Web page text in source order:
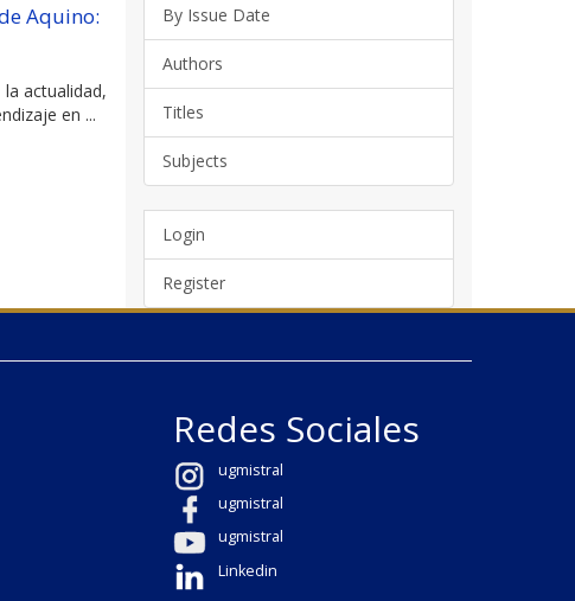
Aquino:
actualidad,
en ...
By Issue Date
Authors
Titles
Subjects
Login
Register
Redes Sociales
ugmistral
ugmistral
ugmistral
Linkedin